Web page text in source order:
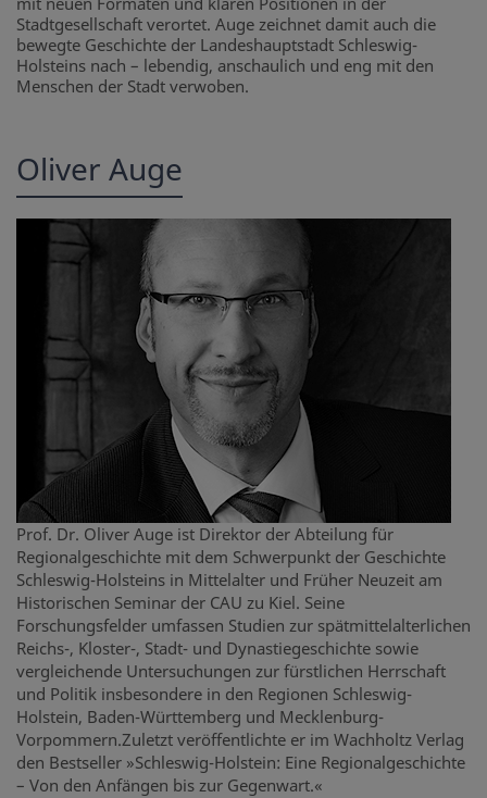
Stadtgesellschaft verortet. Auge zeichnet damit auch die
bewegte Geschichte der Landeshauptstadt Schleswig-
Holsteins nach – lebendig, anschaulich und eng mit den
Menschen der Stadt verwoben.
Oliver Auge
Prof. Dr. Oliver Auge ist Direktor der Abteilung für
Regionalgeschichte mit dem Schwerpunkt der Geschichte
Schleswig-Holsteins in Mittelalter und Früher Neuzeit am
Historischen Seminar der CAU zu Kiel. Seine
Forschungsfelder umfassen Studien zur spätmittelalterlichen
Reichs-, Kloster-, Stadt- und Dynastiegeschichte sowie
vergleichende Untersuchungen zur fürstlichen Herrschaft
und Politik insbesondere in den Regionen Schleswig-
Holstein, Baden-Württemberg und Mecklenburg-
Vorpommern.Zuletzt veröffentlichte er im Wachholtz Verlag
den Bestseller »Schleswig-Holstein: Eine Regionalgeschichte
– Von den Anfängen bis zur Gegenwart.«